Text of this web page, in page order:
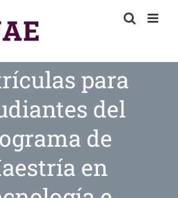
para
del
de
en